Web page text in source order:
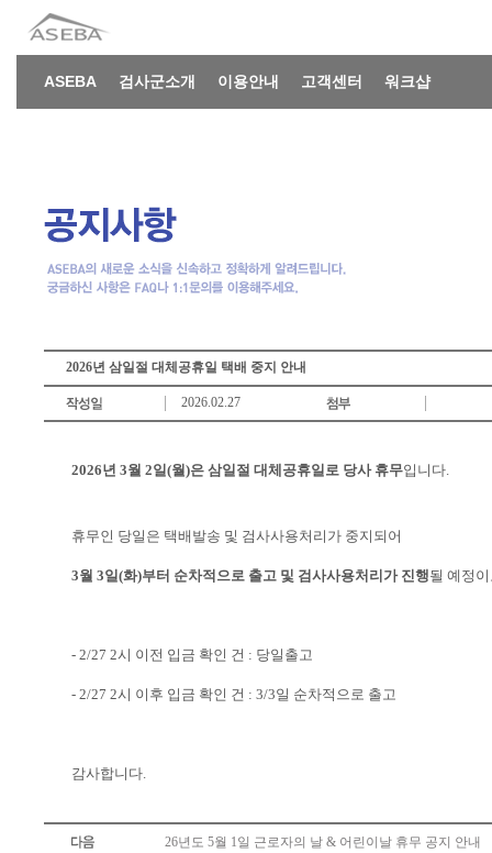
ASEBA 검사군소개 이용안내 고객센터 워크샵
2026년 삼일절 대체공휴일 택배 중지 안내
2026.02.27
2026년 3월 2일(월)은 삼일절 대체공휴일로 당사 휴무입니다.
휴무인 당일은 택배발송 및 검사사용처리가 중지되어
3월 3일(화)부터 순차적으로 출고 및 검사사용처리가 진행될 예정
- 2/27 2시 이전 입금 확인 건 : 당일출고
- 2/27 2시 이후 입금 확인 건 : 3/3일 순차적으로 출고
감사합니다.
26년도 5월 1일 근로자의 날 & 어린이날 휴무 공지 안내